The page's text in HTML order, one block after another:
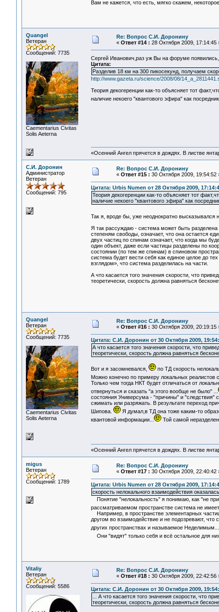
Вам не кажется, что есть, мягко скажем,
Quangel
Ветеран
Сообщений: 7735
Сaementarius Civitas
Solis Aeterna
Re: Вопрос С.И. Доронину
« Ответ #14 : 28 Октября 2009, 17:14:45
Сергей Иванович,раз уж Вы на форуме
Цитата:
Разделив 18 км на 300 пикосекунд, получаем
http://www.gazeta.ru/science/2008/08/
Теория декогеренции как-то объясняет тот
наличие некоего "квантового эфира" как
«Осенний Ангел прячется в дождях. В листве
С.И. Доронин
Администратор
Ветеран
Сообщений: 795
Re: Вопрос С.И. Доронину
« Ответ #15 : 30 Октября 2009, 19:54:52
Цитата: Urbis Numen от 28 Октября 2009,
Теория декогеренции как-то объясняет тот
наличие некоего "квантового эфира" как
Так я, вроде бы, уже неоднократно высказывался
Я так рассуждаю - система может быть
степеням свободы, означает, что она остается
двух частиц по спинам означает, что когда мы
один объект, даже если частицы разделены по
состоянии (по тем же спинам) в спиновом
система будет вести себя как единое целое до
взглядом», что система разделилась на части.
А что касается того значения скорости, что
теоретически, скорость должна равняться
Quangel
Ветеран
Сообщений: 7735
Сaementarius Civitas
Solis Aeterna
Re: Вопрос С.И. Доронину
« Ответ #16 : 30 Октября 2009, 20:19:15
Цитата: С.И. Доронин от 30 Октября 2009,
А что касается того значения скорости, что
теоретически, скорость должна равняться
Вот и я засомневался,
по ТД скорость
Можно конечно по примеру локальных реалистов
Только чем тогда НКТ будет отличаться от
отвернуться и сказать "а этого вообще не было" ...
состояния Универсума - "причины" и "следствия"
сжимать или разряжать. В результате переход
Шипова.
Я думал,в ТД она тоже каким-то
квантовой информации...
Той самой
«Осенний Ангел прячется в дождях. В листве
migus
Ветеран
Сообщений: 1789
Re: Вопрос С.И. Доронину
« Ответ #17 : 30 Октября 2009, 22:40:42
Цитата: Urbis Numen от 28 Октября 2009,
скорость нелокального взаимодействия
Понятие "нелокальность" я понимаю, как "не
рассматриваемом пространстве система не
Например, в пространстве элементарных
другом во взаимодействие и не подозревают,
других пространствах и называемое
Они "видят" только себя и всё остальное для
Vitaliy
Ветеран
Сообщений: 5586
Re: Вопрос С.И. Доронину
« Ответ #18 : 30 Октября 2009, 22:42:56
Цитата: С.И. Доронин от 30 Октября 2009,
... А что касается того значения скорости, что
теоретически, скорость должна равняться